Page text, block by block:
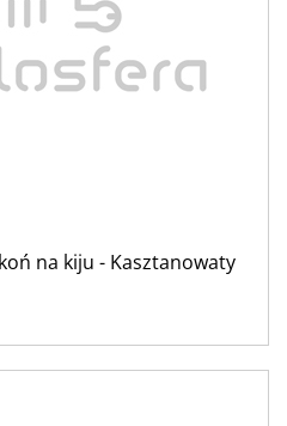
na kiju - Kasztanowaty